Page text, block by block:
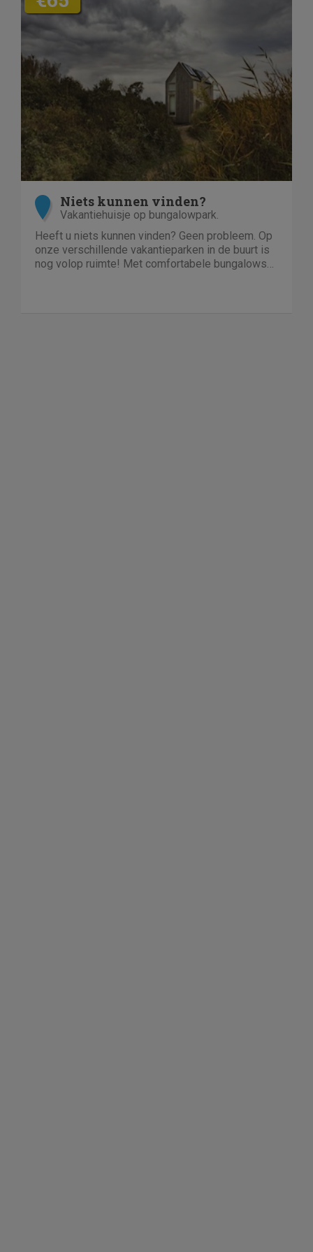
Niets kunnen vinden?
Vakantiehuisje op bungalowpark.
Heeft u niets kunnen vinden? Geen probleem. Op
onze verschillende vakantieparken in de buurt is
nog volop ruimte! Met comfortabele bungalows